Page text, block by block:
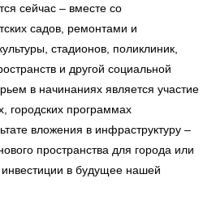
сейчас – вместе со
садов, ремонтами и
стадионов, поликлиник,
и другой социальной
в начинаниях является участие
городских программах
вложения в инфраструктуру –
пространства для города или
инвестиции в будущее нашей